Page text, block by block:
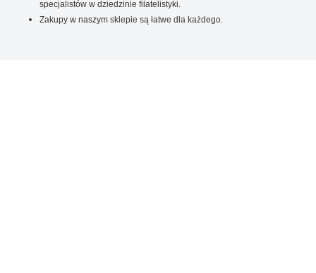
specjalistów w dziedzinie filatelistyki.
Zakupy w naszym sklepie są łatwe dla każdego.